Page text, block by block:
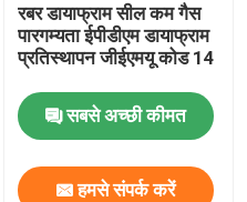
रबर डायाफ्राम सील कम गैस
पारगम्यता ईपीडीएम डायाफ्राम
प्रतिस्थापन जीईएमयू कोड 14
सबसे अच्छी कीमत
हमसे संपर्क करें